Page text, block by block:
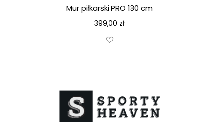
Mur piłkarski PRO 180 cm
399,00 zł